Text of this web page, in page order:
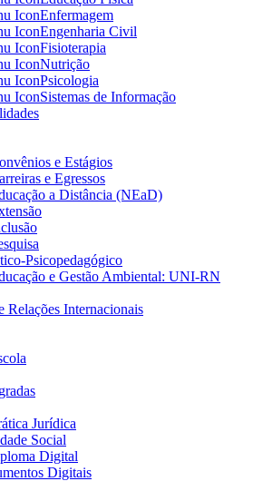
Enfermagem
Engenharia Civil
Fisioterapia
Nutrição
Psicologia
Sistemas de Informação
e Estágios
e Egressos
a Distância (NEaD)
Psicopedagógico
e Gestão Ambiental: UNI-RN
Relações Internacionais
Jurídica
Social
Digital
Digitais